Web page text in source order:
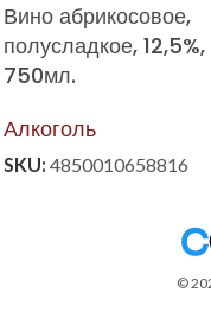
Вино абрикосовое,
полусладкое, 12,5%,
750мл.
Алкоголь
SKU: 4850010658816
©